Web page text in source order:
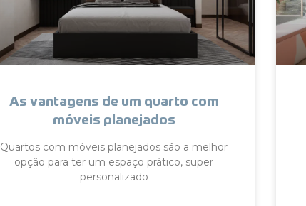
As vantagens de um quarto com
móveis planejados
Quartos com móveis planejados são a melhor
opção para ter um espaço prático, super
personalizado